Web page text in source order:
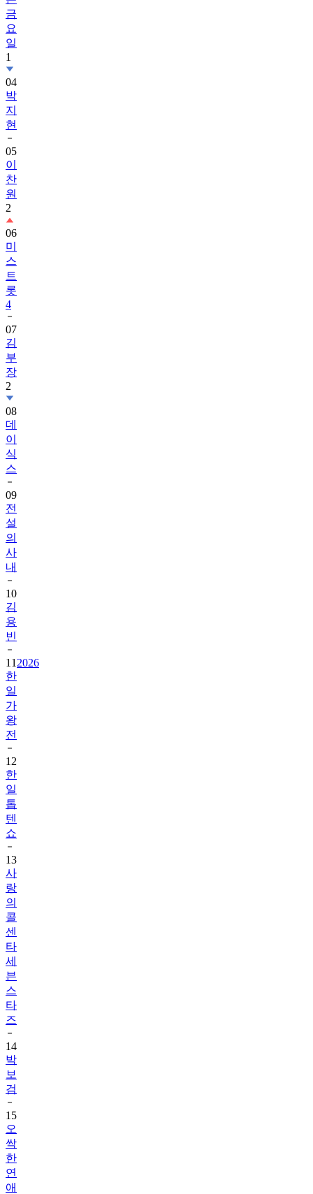
금
요
일
1
04
박
지
현
05
이
찬
원
2
06
미
스
트
롯
4
07
김
부
장
2
08
데
이
식
스
09
전
설
의
사
내
10
김
용
빈
11 2026
한
일
가
왕
전
12
한
일
톱
텐
쇼
13
사
랑
의
콜
센
타
세
븐
스
타
즈
14
박
보
검
15
오
싹
한
연
애